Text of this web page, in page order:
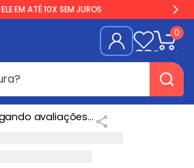
EM ATÉ 10X SEM JUROS
0
avaliações...